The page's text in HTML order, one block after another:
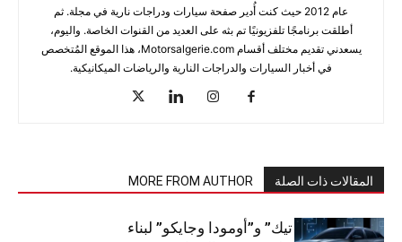
عام 2012 حيث كنت أُدير صفحة سيارات ودراجات نارية في مجلة. ثم
أطلقت برنامجًا تلفزيونيًا تم بثه على العديد من القنوات الخاصة. واليوم،
يسعدني تقديم مختلف أقسام Motorsalgerie.com، هذا الموقع المُتخصص
في أخبار السيارات والدراجات النارية والرياضات الميكانيكية.
المقالات ذات الصلة MORE FROM AUTHOR
شراكة “كارس تيك” و”أومودا وجايكو” لبناء